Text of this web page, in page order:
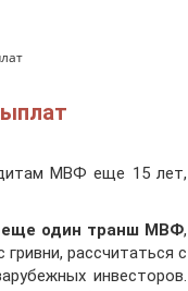
МВФ еще 15 лет,
еще один транш МВФ,
рассчитаться с
инвесторов.